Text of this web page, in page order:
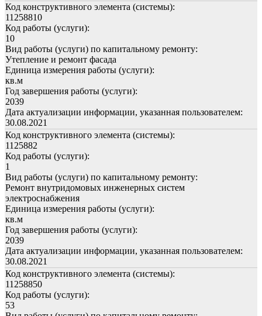
Код конструктивного элемента (системы):
11258810
Код работы (услуги):
10
Вид работы (услуги) по капитальному ремонту:
Утепление и ремонт фасада
Единица измерения работы (услуги):
кв.м
Год завершения работы (услуги):
2039
Дата актуализации информации, указанная пользователем:
30.08.2021
Код конструктивного элемента (системы):
1125882
Код работы (услуги):
1
Вид работы (услуги) по капитальному ремонту:
Ремонт внутридомовых инженерных систем
электроснабжения
Единица измерения работы (услуги):
кв.м
Год завершения работы (услуги):
2039
Дата актуализации информации, указанная пользователем:
30.08.2021
Код конструктивного элемента (системы):
11258850
Код работы (услуги):
53